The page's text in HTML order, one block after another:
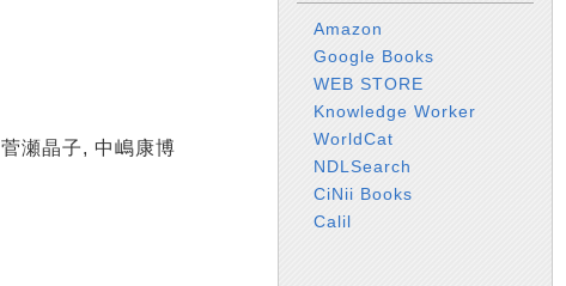
瀬晶子, 中嶋康博
Amazon
Google Books
WEB STORE
Knowledge Worker
WorldCat
NDLSearch
CiNii Books
Calil